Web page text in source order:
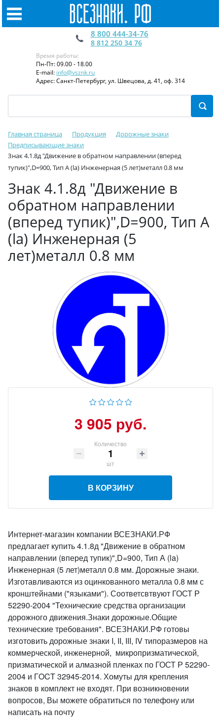
8 800 444-34-76
8 812 250 34 76
Время работы:
Пн-Пт: 09.00 - 18.00
E-mail: info@vsznk.ru
Адрес: Санкт-Петербург, ул. Швецова, д. 41, оф. 314
Главная страница Продукция
Дорожные знаки
Предписывающие знаки
Знак 4.1.8д "Движение в обратном направлении (вперед
тупик)",D=900, Тип А (la) Инженерная (5 лет)металл 0.8 мм
Знак 4.1.8д "Движение в
обратном направлении
(вперед тупик)",D=900, Тип А
(la) Инженерная (5
лет)металл 0.8 мм
3 905 руб.
Количество
шт
В КОРЗИНУ
Интернет-магазин компании ВСЕЗНАКИ.РФ
предлагает купить 4.1.8д "Движение в обратном
направлении (вперед тупик)",D=900, Тип А (la)
Инженерная (5 лет)металл 0.8 мм. Дорожные знаки.
Изготавливаются из оцинкованного металла 0.8 мм с
кронштейнами ("языками"). Соответсвтвуют ГОСТ Р
52290-2004 "Технические средства организации
дорожного движения.Знаки дорожные.Общие
технические требования". ВСЕЗНАКИ.РФ готовы
изготовить дорожные знаки I, II, III, IV типоразмеров на
коммерческой, инженерной, микропризматической,
призматической и алмазной пленках по ГОСТ Р 52290-
2004 и ГOCT 32945-2014. Хомуты для крепления
знаков в комплект не входят. При возникновении
вопросов, Вы можете обратиться по телефону или
написать на почту